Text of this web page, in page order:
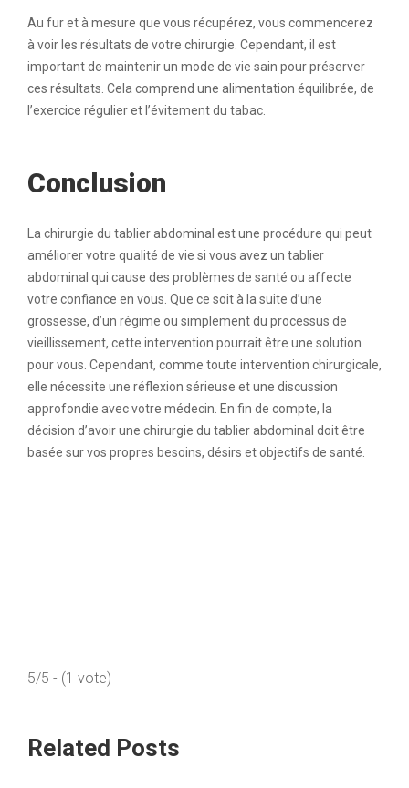
Au fur et à mesure que vous récupérez, vous commencerez
à voir les résultats de votre chirurgie. Cependant, il est
important de maintenir un mode de vie sain pour préserver
ces résultats. Cela comprend une alimentation équilibrée, de
l’exercice régulier et l’évitement du tabac.
Conclusion
La chirurgie du tablier abdominal est une procédure qui peut
améliorer votre qualité de vie si vous avez un tablier
abdominal qui cause des problèmes de santé ou affecte
votre confiance en vous. Que ce soit à la suite d’une
grossesse, d’un régime ou simplement du processus de
vieillissement, cette intervention pourrait être une solution
pour vous. Cependant, comme toute intervention chirurgicale,
elle nécessite une réflexion sérieuse et une discussion
approfondie avec votre médecin. En fin de compte, la
décision d’avoir une chirurgie du tablier abdominal doit être
basée sur vos propres besoins, désirs et objectifs de santé.
5/5 - (1 vote)
Related Posts